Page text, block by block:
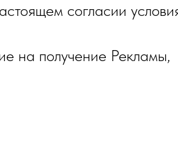
согласии
на получение Рекламы,